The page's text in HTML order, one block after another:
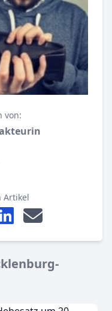
von:
Artikel